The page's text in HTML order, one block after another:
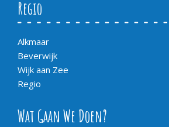
Regio
Alkmaar
Beverwijk
Wijk aan Zee
Regio
Wat Gaan We Doen?